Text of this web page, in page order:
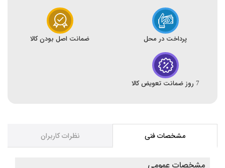
پرداخت در محل ضمانت اصل بودن کالا
7 روز ضمانت تعویض کالا
مشخصات فنی نظرات کاربران
مشخصات عمومی